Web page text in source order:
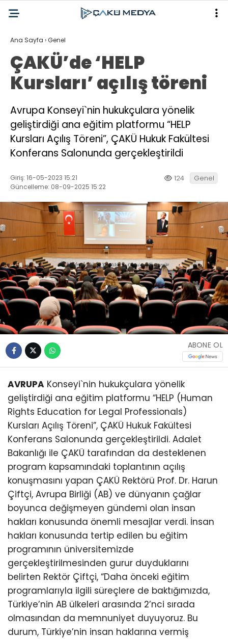
Ana Sayfa ›Genel
ÇAKÜ’de ‘HELP
Kursları’ açılış töreni
Avrupa Konseyi`nin hukukçulara yönelik
geliştirdiği ana eğitim platformu “HELP
Kursları Açılış Töreni”, ÇAKÜ Hukuk Fakültesi
Konferans Salonunda gerçekleştirildi
Giriş: 16-05-2023 15:21
Güncelleme: 08-09-2025 15:22
124 Genel
ABONE OL
AVRUPA Konseyi`nin hukukçulara yönelik
geliştirdiği ana eğitim platformu “HELP (Human
Rights Education for Legal Professionals)
Kursları Açılış Töreni”, ÇAKÜ Hukuk Fakültesi
Konferans Salonunda gerçekleştirildi. Adalet
Bakanlığı ile ÇAKÜ tarafından da desteklenen
program kapsamındaki toplantının açılış
konuşmasını yapan ÇAKÜ Rektörü Prof. Dr. Harun
Çiftçi, Avrupa Birliği (AB) ve dünyanın çağlar
boyunca değişmeyen gündemi olan insan
hakları konusunda önemli mesajlar verdi. İnsan
hakları konusunda tertip edilen bu eğitim
programının üniversitemizde
gerçekleştirilmesinden gurur duyduklarını
belirten Rektör Çiftçi, “Daha önceki eğitim
programlarıyla ilgili süreçlere de baktığımızda,
Türkiye’nin AB ülkeleri arasında 2’nci sırada
olmasından da memnuniyet duyuyoruz. Bu
durum, Türkiye’nin insan haklarına vermiş